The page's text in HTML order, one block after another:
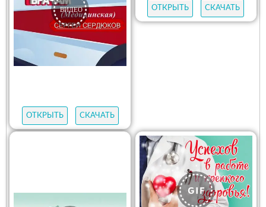
ОТКРЫТЬ СКАЧАТЬ
ОТКРЫТЬ СКАЧАТЬ